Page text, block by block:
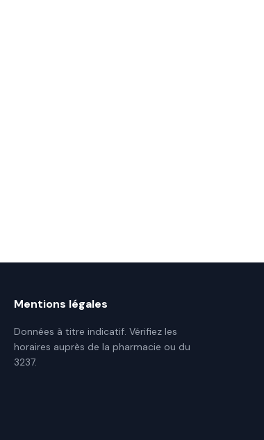
Mentions légales
Données à titre indicatif. Vérifiez les
horaires auprès de la pharmacie ou du
3237.